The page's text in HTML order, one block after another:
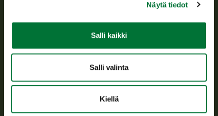
Näytä tiedot
Salli kaikki
Salli valinta
Kiellä
Suomen riistakeskus edistää kestävää riistataloutta, tukee
riistanhoitoyhdistysten toimintaa ja huolehtii riistapolitiikan
toimeenpanosta sekä vastaa sille säädetyistä julkisista
Tietoa meistä